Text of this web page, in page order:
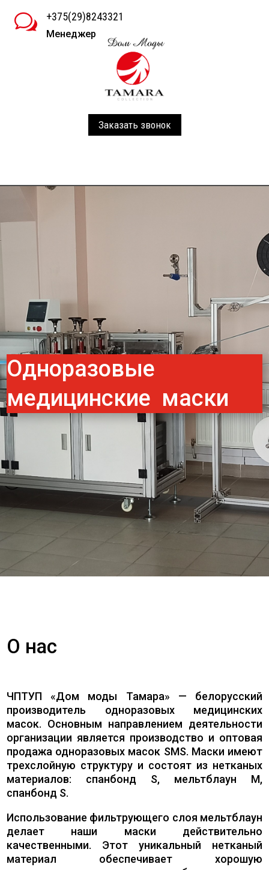
w +375(29)8243321
Менеджер
Заказать звонок
Одноразовые
медицинские маски
О нас
ЧПТУП «Дом моды Тамара» — белорусский
производитель одноразовых медицинских
масок. Основным направлением деятельности
организации является производство и оптовая
продажа одноразовых масок SMS. Маски имеют
трехслойную структуру и состоят из нетканых
материалов: спанбонд S, мельтблаун M,
спанбонд S.
Использование фильтрующего слоя мельтблаун
делает наши маски действительно
качественными. Этот уникальный нетканый
материал обеспечивает хорошую